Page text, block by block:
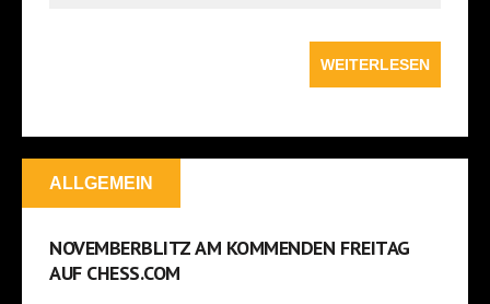
WEITERLESEN
ALLGEMEIN
NOVEMBERBLITZ AM KOMMENDEN FREITAG
AUF CHESS.COM